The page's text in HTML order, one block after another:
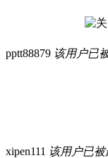
pptt88879 该用户已
xipen111 该用户已被